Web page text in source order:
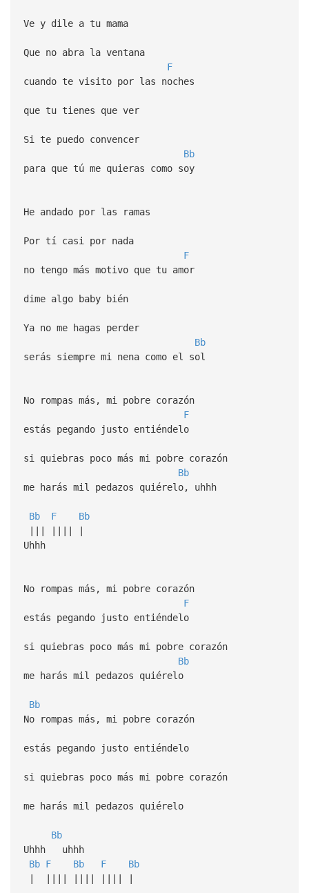
Ve y dile a tu mama
Que no abra la ventana
F
cuando te visito por las noches
que tu tienes que ver
Si te puedo convencer
Bb
para que tú me quieras como soy
He andado por las ramas
Por tí casi por nada
F
no tengo más motivo que tu amor
dime algo baby bién
Ya no me hagas perder
Bb
serás siempre mi nena como el sol
No rompas más, mi pobre corazón
F
estás pegando justo entiéndelo
si quiebras poco más mi pobre corazón
Bb
me harás mil pedazos quiérelo, uhhh
Bb F
Bb
||| |||| |
Uhhh
No rompas más, mi pobre corazón
F
estás pegando justo entiéndelo
si quiebras poco más mi pobre corazón
Bb
me harás mil pedazos quiérelo
Bb
No rompas más, mi pobre corazón
estás pegando justo entiéndelo
si quiebras poco más mi pobre corazón
me harás mil pedazos quiérelo
Bb
Uhhh uhhh
Bb F Bb F
Bb
| |||| |||| |||| |